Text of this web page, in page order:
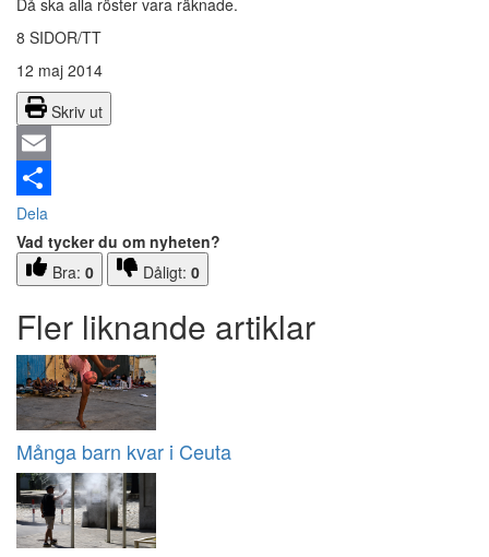
Då ska alla röster vara räknade.
8 SIDOR/TT
12 maj 2014
Skriv ut
Email
Dela
Vad tycker du om nyheten?
Bra: 0 Dåligt: 0
Fler liknande artiklar
Många barn kvar i Ceuta